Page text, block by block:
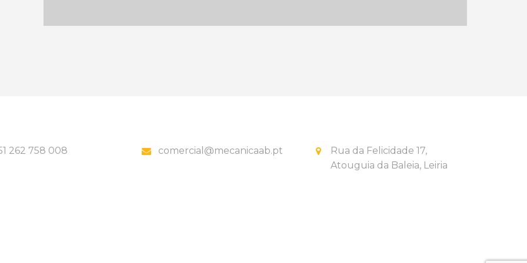
262 758 008 comercial@mecanicaab.pt
Rua da Felicidade 17,
Atouguia da Baleia, Leiria